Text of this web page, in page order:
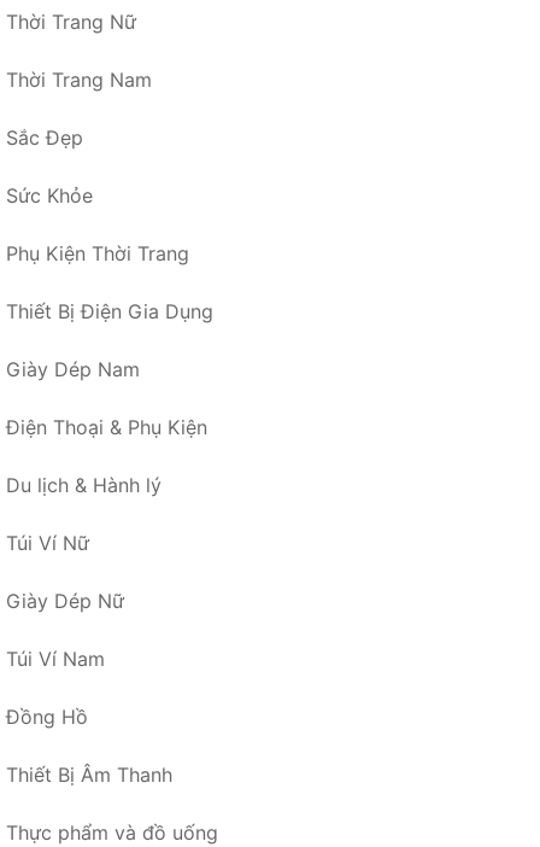
Thời Trang Nữ
Thời Trang Nam
Sắc Đẹp
Sức Khỏe
Phụ Kiện Thời Trang
Thiết Bị Điện Gia Dụng
Giày Dép Nam
Điện Thoại & Phụ Kiện
Du lịch & Hành lý
Túi Ví Nữ
Giày Dép Nữ
Túi Ví Nam
Đồng Hồ
Thiết Bị Âm Thanh
Thực phẩm và đồ uống